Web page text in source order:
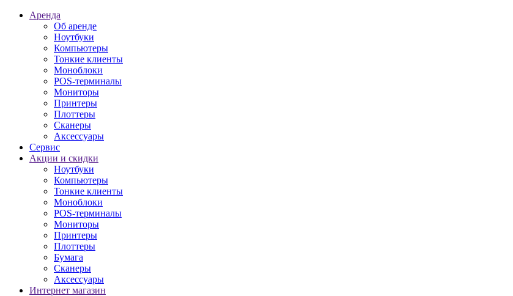
Аренда
Об аренде
Ноутбуки
Компьютеры
Тонкие клиенты
Моноблоки
POS-терминалы
Мониторы
Принтеры
Плоттеры
Сканеры
Аксессуары
Сервис
Акции и скидки
Ноутбуки
Компьютеры
Тонкие клиенты
Моноблоки
POS-терминалы
Мониторы
Принтеры
Плоттеры
Бумага
Сканеры
Аксессуары
Интернет магазин